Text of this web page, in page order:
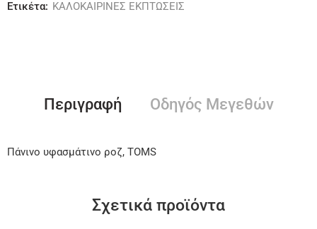
Ετικέτα: ΚΑΛΟΚΑΙΡΙΝΕΣ ΕΚΠΤΩΣΕΙΣ
Περιγραφή Οδηγός Μεγεθών
Πάνινο υφασμάτινο ροζ, TOMS
Σχετικά προϊόντα